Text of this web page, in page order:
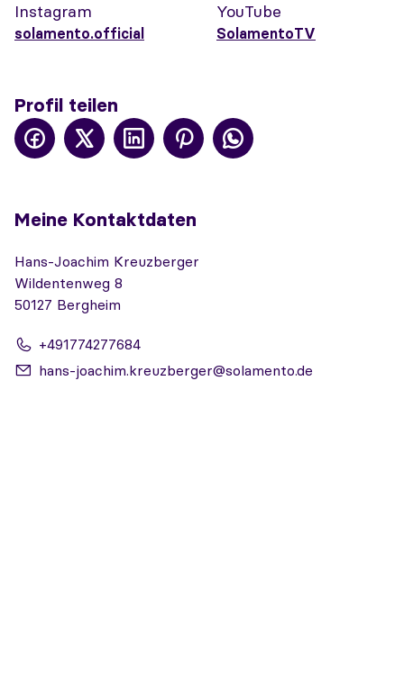
Instagram
solamento.official
YouTube
SolamentoTV
Profil teilen
Meine Kontaktdaten
Hans-Joachim Kreuzberger
Wildentenweg 8
50127 Bergheim
+491774277684
hans-joachim.kreuzberger@solamento.de